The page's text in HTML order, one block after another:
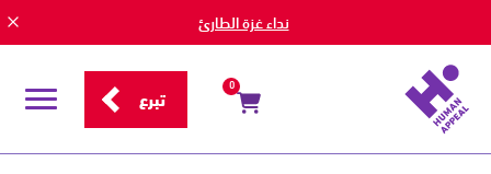
نداء غزة الطارئ
0 تبرع
قائمة